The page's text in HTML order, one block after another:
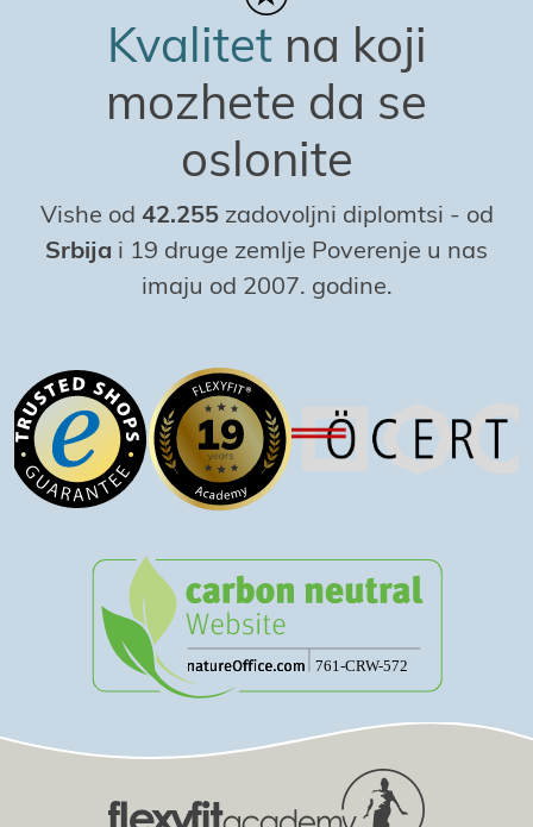
Kvalitetna koјi
mozhete da se
oslonite
Vishe od 42.255 zadovoljni diplomtsi - od
Srbiјa i 19 druge zemlje Poverenje u nas
imaјu od 2007. godine.